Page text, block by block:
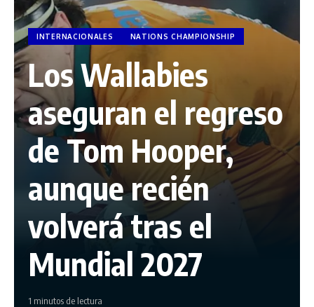
INTERNACIONALES NATIONS CHAMPIONSHIP
Los Wallabies
aseguran el regreso
de Tom Hooper,
aunque recién
volverá tras el
Mundial 2027
1 minutos de lectura